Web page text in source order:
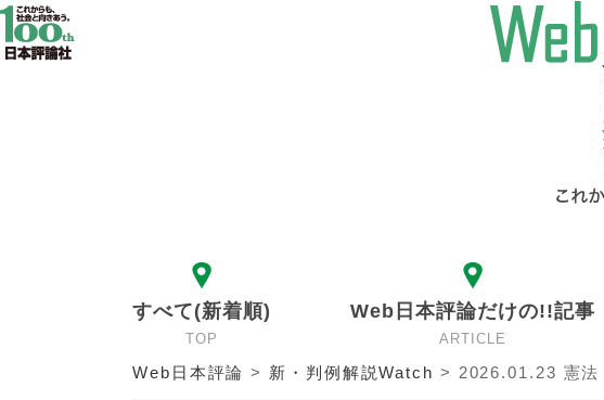
すべて(新着順)
TOP
Web日本評論だけの!!記事
ARTICLE
Web日本評論 > 新・判例解説Watch > 2026.01.23 憲